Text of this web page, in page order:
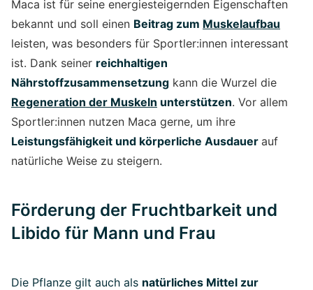
Maca ist für seine energiesteigernden Eigenschaften
bekannt und soll einen Beitrag zum Muskelaufbau
leisten, was besonders für Sportler:innen interessant
ist. Dank seiner reichhaltigen
Nährstoffzusammensetzung kann die Wurzel die
Regeneration der Muskeln unterstützen. Vor allem
Sportler:innen nutzen Maca gerne, um ihre
Leistungsfähigkeit und körperliche Ausdauer auf
natürliche Weise zu steigern.
Förderung der Fruchtbarkeit und
Libido für Mann und Frau
Die Pflanze gilt auch als natürliches Mittel zur